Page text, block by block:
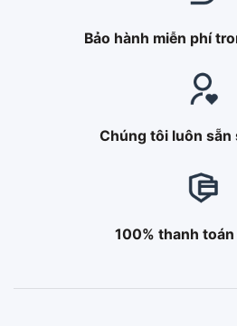
Bảo hành miễn phí
Chúng tôi luôn sẵn
100% thanh toán